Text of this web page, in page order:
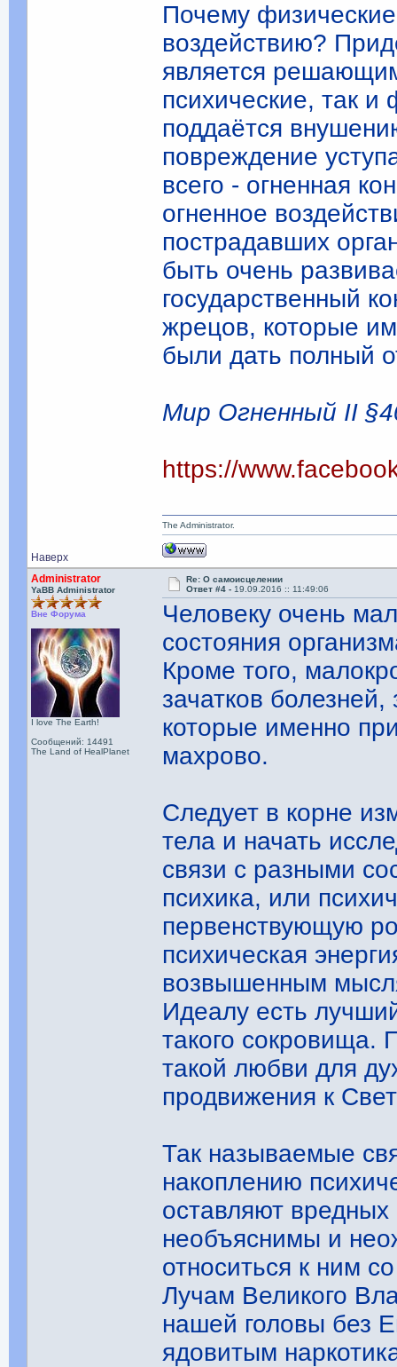
Почему
воздействию?
является
психические, так
поддаётся
повреждение
всего - огненная
огненное
пострадавших
быть очень
государственный
жрецов, которые
были дать полный
Мир Огненный II
https://
Наверх
The Administrator.
Administrator
YaBB Administrator
Вне Форума
I love The Earth!
Сообщений: 14491
The Land of HealPlanet
Re: О самоисцелении
Ответ #4 - 19.09.2016 :: 11:49:06
Человеку очень
состояния
Кроме того,
зачатков
которые именно
махрово.
Следует в корне
тела и начать
связи с разными
психика, или
первенствующую
психическая
возвышенным
Идеалу есть
такого сокровища.
такой любви для
продвижения к
Так называемые
накоплению
оставляют
необъяснимы и
относиться к ним
Лучам Великого
нашей головы без
ядовитым